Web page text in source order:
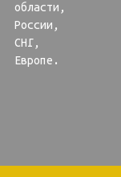
области,
России,
СНГ,
Европе.